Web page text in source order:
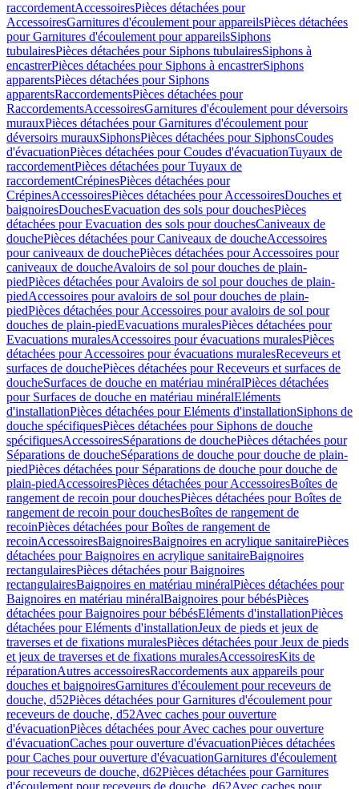
raccordementAccessoiresPièces détachées pour
AccessoiresGarnitures d'écoulement pour appareilsPièces détachées
pour Garnitures d'écoulement pour appareilsSiphons
tubulairesPièces détachées pour Siphons tubulairesSiphons à
encastrerPièces détachées pour Siphons à encastrerSiphons
apparentsPièces détachées pour Siphons
apparentsRaccordementsPièces détachées pour
RaccordementsAccessoiresGarnitures d'écoulement pour déversoirs
murauxPièces détachées pour Garnitures d'écoulement pour
déversoirs murauxSiphonsPièces détachées pour SiphonsCoudes
d'évacuationPièces détachées pour Coudes d'évacuationTuyaux de
raccordementPièces détachées pour Tuyaux de
raccordementCrépinesPièces détachées pour
CrépinesAccessoiresPièces détachées pour AccessoiresDouches et
baignoiresDouchesEvacuation des sols pour douchesPièces
détachées pour Evacuation des sols pour douchesCaniveaux de
douchePièces détachées pour Caniveaux de doucheAccessoires
pour caniveaux de douchePièces détachées pour Accessoires pour
caniveaux de doucheAvaloirs de sol pour douches de plain-
piedPièces détachées pour Avaloirs de sol pour douches de plain-
piedAccessoires pour avaloirs de sol pour douches de plain-
piedPièces détachées pour Accessoires pour avaloirs de sol pour
douches de plain-piedEvacuations muralesPièces détachées pour
Evacuations muralesAccessoires pour évacuations muralesPièces
détachées pour Accessoires pour évacuations muralesReceveurs et
surfaces de douchePièces détachées pour Receveurs et surfaces de
doucheSurfaces de douche en matériau minéralPièces détachées
pour Surfaces de douche en matériau minéralEléments
d'installationPièces détachées pour Eléments d'installationSiphons de
douche spécifiquesPièces détachées pour Siphons de douche
spécifiquesAccessoiresSéparations de douchePièces détachées pour
Séparations de doucheSéparations de douche pour douche de plain-
piedPièces détachées pour Séparations de douche pour douche de
plain-piedAccessoiresPièces détachées pour AccessoiresBoîtes de
rangement de recoin pour douchesPièces détachées pour Boîtes de
rangement de recoin pour douchesBoîtes de rangement de
recoinPièces détachées pour Boîtes de rangement de
recoinAccessoiresBaignoiresBaignoires en acrylique sanitairePièces
détachées pour Baignoires en acrylique sanitaireBaignoires
rectangulairesPièces détachées pour Baignoires
rectangulairesBaignoires en matériau minéralPièces détachées pour
Baignoires en matériau minéralBaignoires pour bébésPièces
détachées pour Baignoires pour bébésEléments d'installationPièces
détachées pour Eléments d'installationJeux de pieds et jeux de
traverses et de fixations muralesPièces détachées pour Jeux de pieds
et jeux de traverses et de fixations muralesAccessoiresKits de
réparationAutres accessoiresRaccordements aux appareils pour
douches et baignoiresGarnitures d'écoulement pour receveurs de
douche, d52Pièces détachées pour Garnitures d'écoulement pour
receveurs de douche, d52Avec caches pour ouverture
d'évacuationPièces détachées pour Avec caches pour ouverture
d'évacuationCaches pour ouverture d'évacuationPièces détachées
pour Caches pour ouverture d'évacuationGarnitures d'écoulement
pour receveurs de douche, d62Pièces détachées pour Garnitures
d'écoulement pour receveurs de douche, d62Avec caches pour